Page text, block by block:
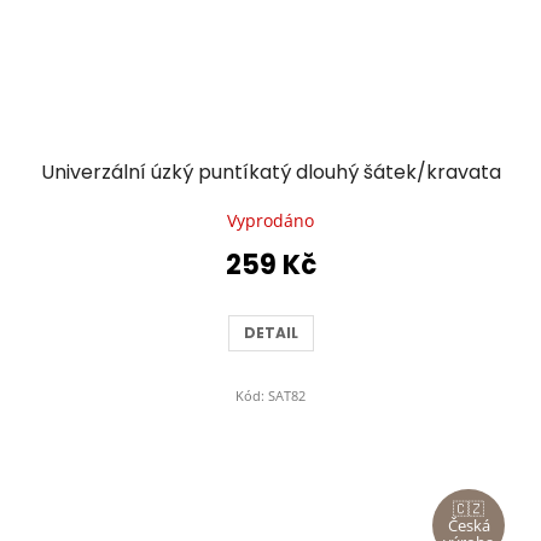
Univerzální úzký puntíkatý dlouhý šátek/kravata
Vyprodáno
259 Kč
DETAIL
Kód: SAT82
🇨🇿
Česká